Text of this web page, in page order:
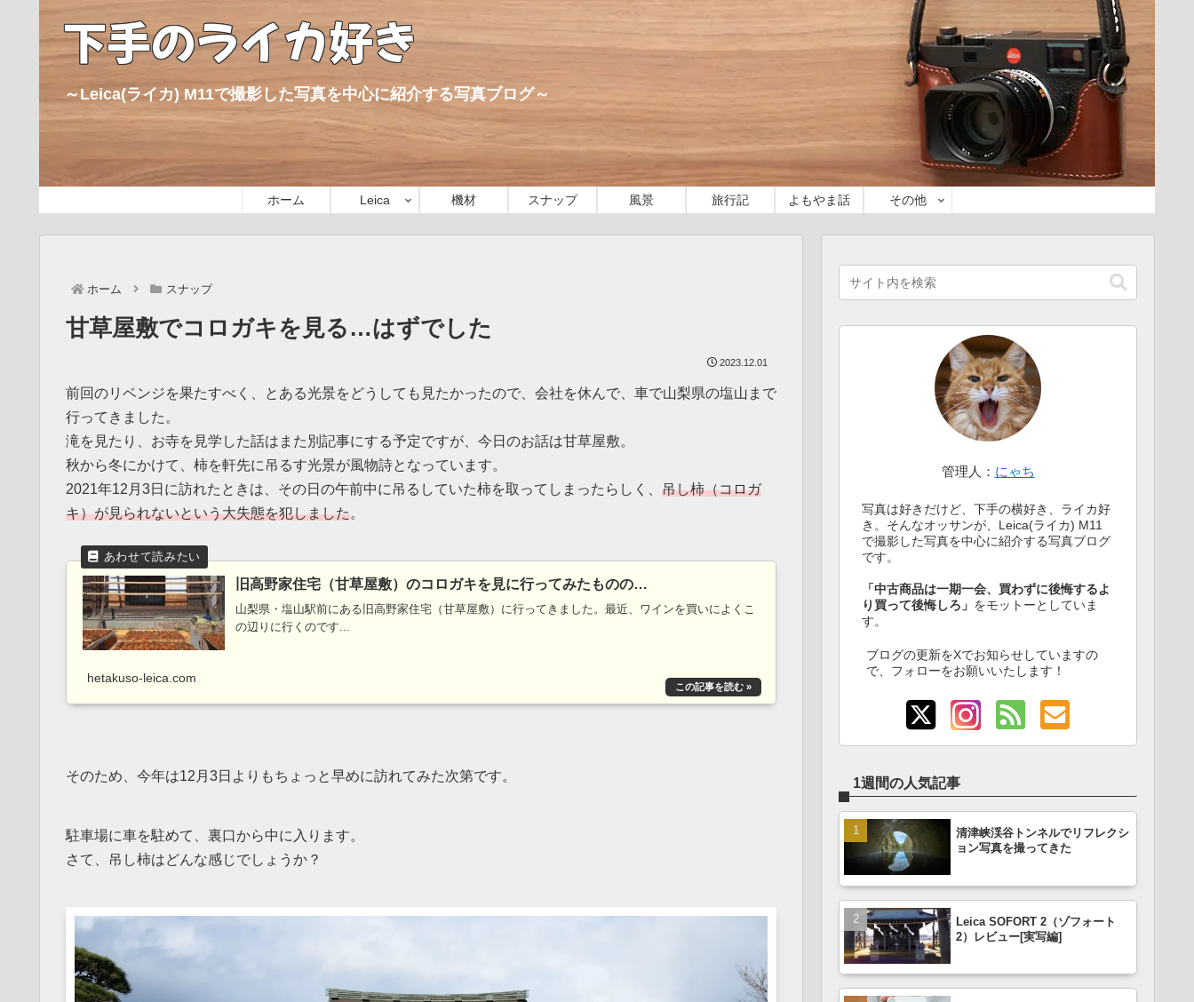
下手のライカ好き
～Leica(ライカ) M11で撮影した写真を中心に紹介する写真ブログ～
ホーム Leica 機材 スナップ 風景 旅行記 よもやま話 その他
ホーム スナップ
甘草屋敷でコロガキを見る…はずでした
2023.12.01
前回のリベンジを果たすべく、とある光景をどうしても見たかったので、会社を休んで、車で山梨県の塩山まで
行ってきました。
滝を見たり、お寺を見学した話はまた別記事にする予定ですが、今日のお話は甘草屋敷。
秋から冬にかけて、柿を軒先に吊るす光景が風物詩となっています。
2021年12月3日に訪れたときは、その日の午前中に吊るしていた柿を取ってしまったらしく、 吊し柿（コロガ
キ）が見られないという大失態を犯しました。
旧高野家住宅（甘草屋敷）のコロガキを見に行ってみたものの…
山梨県・塩山駅前にある旧高野家住宅（甘草屋敷）に行ってきました。最近、ワインを買いによくこ
の辺りに行くのです...
hetakuso-leica.com
そのため、今年は12月3日よりもちょっと早めに訪れてみた次第です。
駐車場に車を駐めて、裏口から中に入ります。
さて、吊し柿はどんな感じでしょうか？
管理人： にゃち
写真は好きだけど、下手の横好き、ライカ好
き。そんなオッサンが、Leica(ライカ) M11
で撮影した写真を中心に紹介する写真ブログ
です。
「中古商品は一期一会、買わずに後悔するよ
り買って後悔しろ」 をモットーとしていま
す。
ブログの更新をXでお知らせしていますの
で、フォローをお願いいたします！
1週間の人気記事
清津峡渓谷トンネルでリフレクシ
ョン写真を撮ってきた
Leica SOFORT 2（ゾフォート
2）レビュー[実写編]